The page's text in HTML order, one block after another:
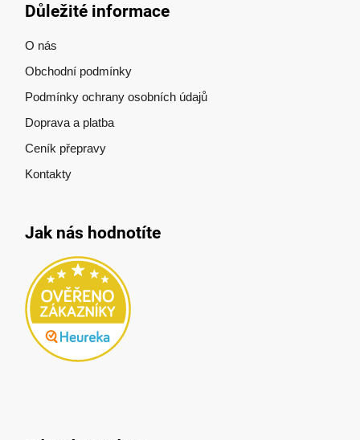
Důležité informace
O nás
Obchodní podmínky
Podmínky ochrany osobních údajů
Doprava a platba
Ceník přepravy
Kontakty
Jak nás hodnotíte